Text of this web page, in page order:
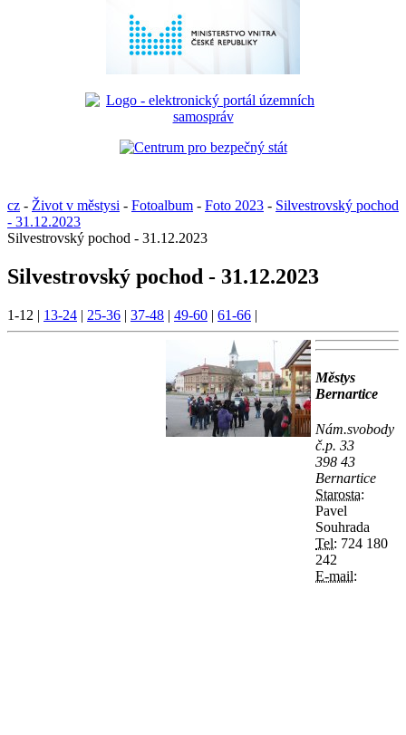
cz - Život v městysi - Fotoalbum - Foto 2023 - Silvestrovský pochod
- 31.12.2023
Silvestrovský pochod - 31.12.2023
Silvestrovský pochod - 31.12.2023
1-12 | 13-24 | 25-36 | 37-48 | 49-60 | 61-66 |
Městys
Bernartice
Nám.svobody
č.p. 33
398 43
Bernartice
Starosta:
Pavel
Souhrada
Tel: 724 180
242
E-mail: